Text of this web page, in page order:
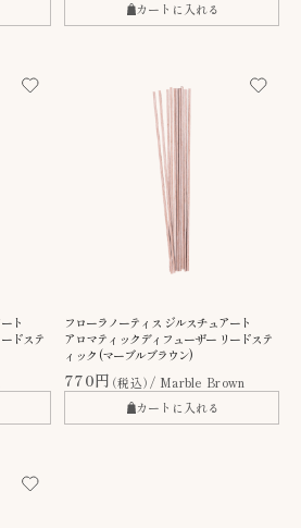
カートに入れる
ト
ドステ
フローラノーティス ジルスチュアート
アロマティックディフューザー リードステ
ィック (マーブルブラウン)
770円（税込） Marble Brown
カートに入れる